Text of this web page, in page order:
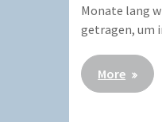
Monate lang
getragen, um
More